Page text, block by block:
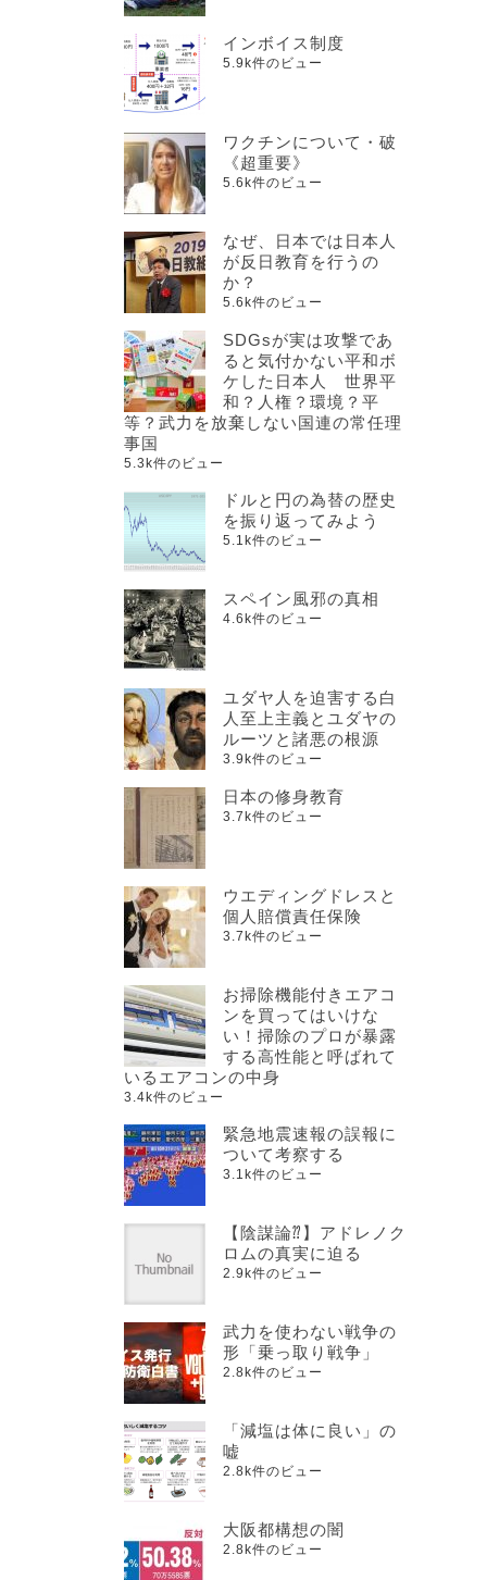
インボイス制度
5.9k件のビュー
ワクチンについて・破
《超重要》
5.6k件のビュー
なぜ、日本では日本人
が反日教育を行うの
か？
5.6k件のビュー
SDGsが実は攻撃であ
ると気付かない平和ボ
ケした日本人 世界平
和？人権？環境？平
等？武力を放棄しない国連の常任理
事国
5.3k件のビュー
ドルと円の為替の歴史
を振り返ってみよう
5.1k件のビュー
スペイン風邪の真相
4.6k件のビュー
ユダヤ人を迫害する白
人至上主義とユダヤの
ルーツと諸悪の根源
3.9k件のビュー
日本の修身教育
3.7k件のビュー
ウエディングドレスと
個人賠償責任保険
3.7k件のビュー
お掃除機能付きエアコ
ンを買ってはいけな
い！掃除のプロが暴露
する高性能と呼ばれて
いるエアコンの中身
3.4k件のビュー
緊急地震速報の誤報に
ついて考察する
3.1k件のビュー
【陰謀論⁇】アドレノク
ロムの真実に迫る
2.9k件のビュー
武力を使わない戦争の
形「乗っ取り戦争」
2.8k件のビュー
「減塩は体に良い」の
嘘
2.8k件のビュー
大阪都構想の闇
2.8k件のビュー